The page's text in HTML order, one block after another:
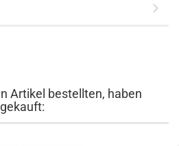
Artikel bestellten, haben